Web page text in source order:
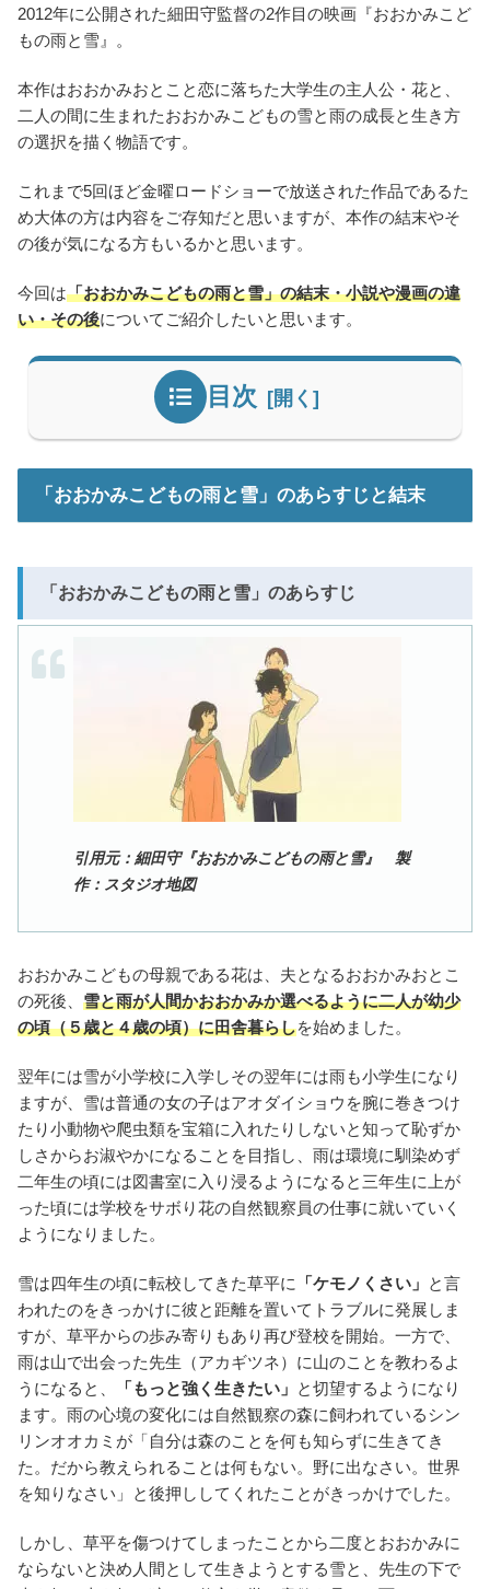
2012年に公開された細田守監督の2作目の映画『おおかみこど
もの雨と雪』。
本作はおおかみおとこと恋に落ちた大学生の主人公・花と、
二人の間に生まれたおおかみこどもの雪と雨の成長と生き方
の選択を描く物語です。
これまで5回ほど金曜ロードショーで放送された作品であるた
め大体の方は内容をご存知だと思いますが、本作の結末やそ
の後が気になる方もいるかと思います。
今回は「おおかみこどもの雨と雪」の結末・小説や漫画の違
い・その後についてご紹介したいと思います。
目次
「おおかみこどもの雨と雪」のあらすじと結末
「おおかみこどもの雨と雪」のあらすじ
引用元：細田守『おおかみこどもの雨と雪』 製
作：スタジオ地図
おおかみこどもの母親である花は、夫となるおおかみおとこ
の死後、 雪と雨が人間かおおかみか選べるように二人が幼少
の頃（５歳と４歳の頃）に田舎暮らしを始めました。
翌年には雪が小学校に入学しその翌年には雨も小学生になり
ますが、雪は普通の女の子はアオダイショウを腕に巻きつけ
たり小動物や爬虫類を宝箱に入れたりしないと知って恥ずか
しさからお淑やかになることを目指し、雨は環境に馴染めず
二年生の頃には図書室に入り浸るようになると三年生に上が
った頃には学校をサボり花の自然観察員の仕事に就いていく
ようになりました。
雪は四年生の頃に転校してきた草平に 「ケモノくさい」 と言
われたのをきっかけに彼と距離を置いてトラブルに発展しま
すが、草平からの歩み寄りもあり再び登校を開始。一方で、
雨は山で出会った先生（アカギツネ）に山のことを教わるよ
うになると、
「もっと強く生きたい」 と切望するようになり
ます。雨の心境の変化には自然観察の森に飼われているシン
リンオオカミが「自分は森のことを何も知らずに生きてき
た。だから教えられることは何もない。野に出なさい。世界
を知りなさい」と後押ししてくれたことがきっかけでした。
しかし、草平を傷つけてしまったことから二度とおおかみに
ならないと決め人間として生きようとする雪と、先生の下で